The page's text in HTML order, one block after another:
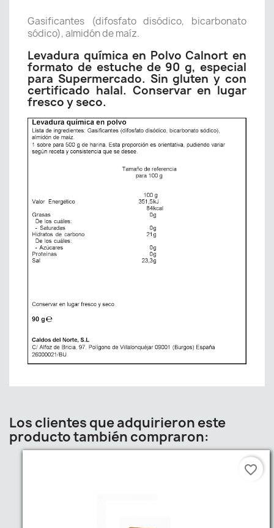
Gasificantes (difosfato disódico, bicarbonato
sódico), almidón de maíz.
Levadura química en Polvo Calnort en
formato de estuche de 90 g, especial
para Supermercado. Sin gluten y con
certificado halal. Conservar en lugar
fresco y seco.
Los clientes que adquirieron este
producto también compraron:
favorite_border